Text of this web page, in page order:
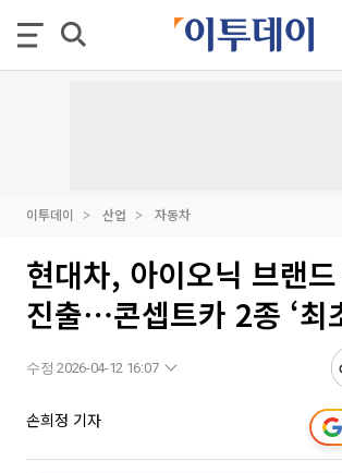
이투데이 산업 자동차
현대차, 아이오닉 브랜
진출⋯콘셉트카 2종 ‘최
수정 2026-04-12 16:07
손희정 기자